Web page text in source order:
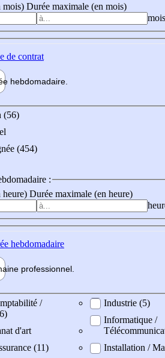
mois) Durée maximale (en mois)
mois
de contrat
hebdomadaire
(56)
(454)
:
heure) Durée maximale (en heure)
hebdomadaire
professionnel
/
d'art
(11)
Industrie (5)
Informatique /
Installation /